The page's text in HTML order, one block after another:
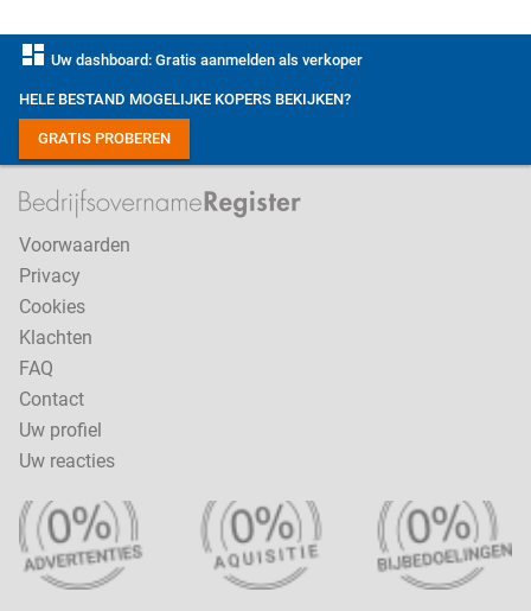
dashboard Uw dashboard: Gratis aanmelden als verkoper
HELE BESTAND MOGELIJKE KOPERS BEKIJKEN?
GRATIS PROBEREN
Voorwaarden
Privacy
Cookies
Klachten
FAQ
Contact
Uw profiel
Uw reacties